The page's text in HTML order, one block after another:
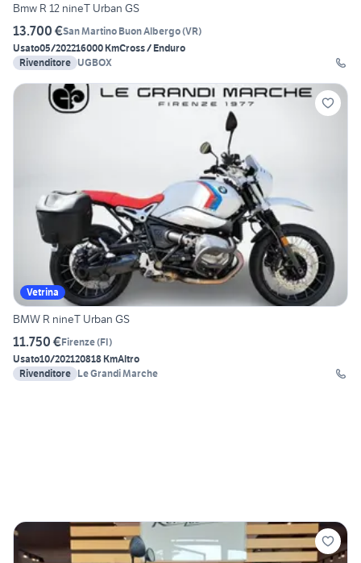
Bmw R 12 nineT Urban GS
13.700 €San Martino Buon Albergo(VR)
Usato05/202216000 KmCross / Enduro
Rivenditore UGBOX
Vetrina
BMW R nineT Urban GS
11.750 €Firenze(FI)
Usato10/202120818 KmAltro
Rivenditore Le Grandi Marche